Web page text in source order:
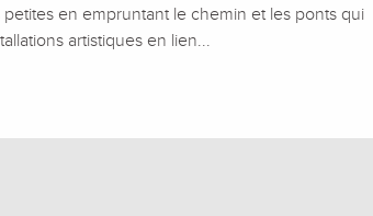
en empruntant le chemin et les ponts qui
artistiques en lien...